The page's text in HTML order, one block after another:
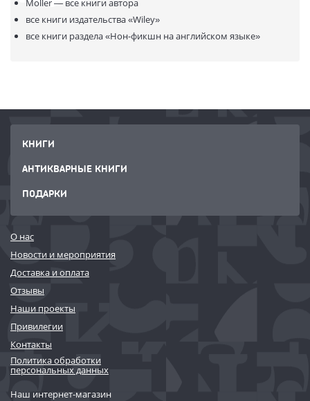
Moller — все книги автора
все книги издательства«Wiley»
все книги раздела«Нон-фикшн на английском языке»
КНИГИ
АНТИКВАРНЫЕ КНИГИ
ПОДАРКИ
О нас
Новости и мероприятия
Доставка и оплата
Отзывы
Наши проекты
Привилегии
Контакты
Политика обработки
персональных данных
Наш интернет-магазин